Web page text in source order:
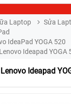
Laptop
Sửa
IdeaPad YOGA 520
Ideapad YOGA
Ideapad